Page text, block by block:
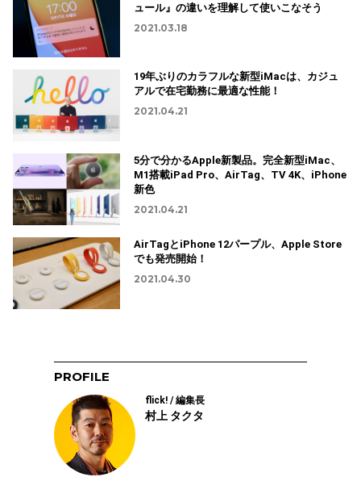
ュール』の違いを理解して使いこなそう
2021.03.18
19年ぶりのカラフルな新型iMacは、カジュ
アルで在宅勤務に最適な性能！
2021.04.21
5分で分かるApple新製品。完全新型iMac、
M1搭載iPad Pro、AirTag、TV 4K、iPhone
新色
2021.04.21
AirTagとiPhone 12パープル、Apple Store
でも発売開始！
2021.04.30
PROFILE
flick! / 編集長
村上 タクタ